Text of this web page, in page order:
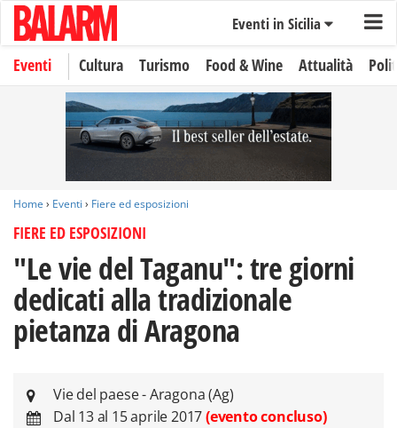
Eventi in Sicilia
Eventi Cultura Turismo Food & Wine Attualità
Home › Eventi › Fiere ed esposizioni
FIERE ED ESPOSIZIONI
"Le vie del Taganu": tre giorni
dedicati alla tradizionale
pietanza di Aragona
Vie del paese - Aragona (Ag)
Dal 13 al 15 aprile 2017(evento concluso)